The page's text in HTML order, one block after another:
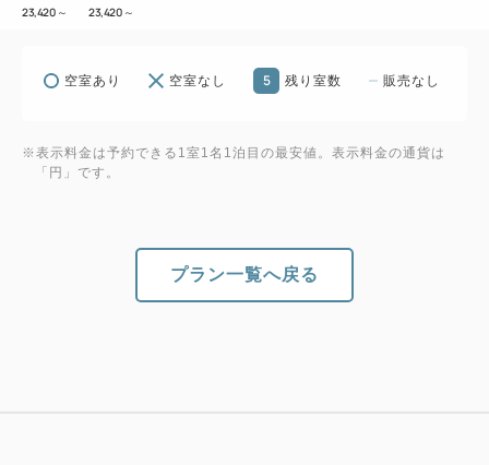
23,420 ～ 23,420 ～
空室あり 空室なし 5 残り室数 販売なし
※表示料金は予約できる1室1名1泊目の最安値。表示料金の通貨は
「円」です。
プラン一覧へ戻る